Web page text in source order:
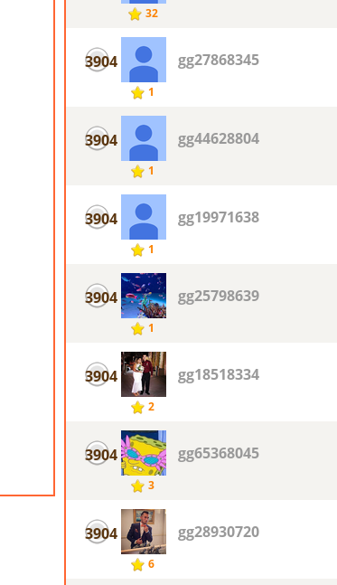
32
3904
1
gg27868345
3904
1
gg44628804
3904
1
gg19971638
3904
1
gg25798639
3904
2
gg18518334
3904
3
gg65368045
3904
6
gg28930720